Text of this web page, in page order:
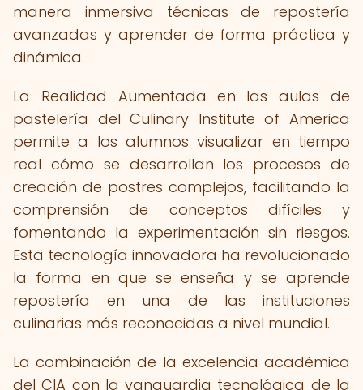
manera inmersiva técnicas de repostería
avanzadas y aprender de forma práctica y
dinámica.
La Realidad Aumentada en las aulas de
pastelería del Culinary Institute of America
permite a los alumnos visualizar en tiempo
real cómo se desarrollan los procesos de
creación de postres complejos, facilitando la
comprensión de conceptos difíciles y
fomentando la experimentación sin riesgos.
Esta tecnología innovadora ha revolucionado
la forma en que se enseña y se aprende
repostería en una de las instituciones
culinarias más reconocidas a nivel mundial.
La combinación de la excelencia académica
del CIA con la vanguardia tecnológica de la